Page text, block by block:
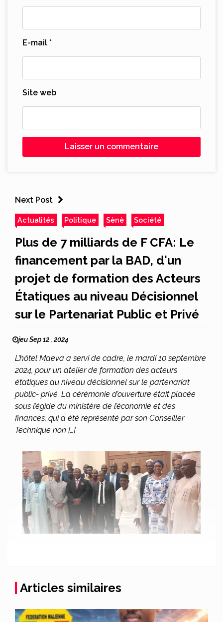
E-mail *
Site web
Next Post
Actualités Politique Sènè Société
Plus de 7 milliards de F CFA: Le
financement par la BAD, d'un
projet de formation des Acteurs
Étatiques au niveau Décisionnel
sur le Partenariat Public et Privé
jeu Sep 12 , 2024
L’hôtel Maeva a servi de cadre, le mardi 10 septembre
2024, pour un atelier de formation des acteurs
étatiques au niveau décisionnel sur le partenariat
public- privé. La cérémonie d’ouverture était placée
sous l’égide du ministère de l’économie et des
finances, qui a été représenté par son Conseiller
Technique non […]
Articles similaires